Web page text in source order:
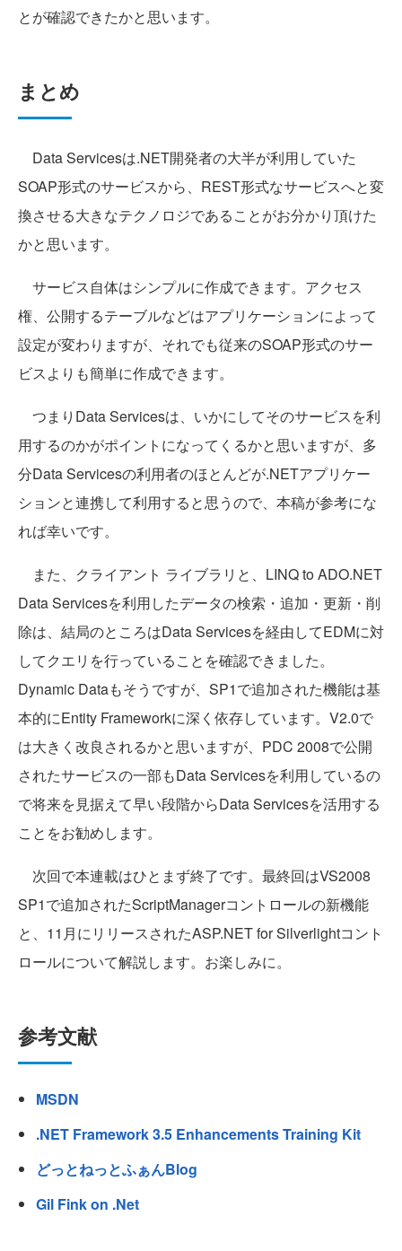
とが確認できたかと思います。
まとめ
Data Servicesは.NET開発者の大半が利用していた
SOAP形式のサービスから、REST形式なサービスへと変
換させる大きなテクノロジであることがお分かり頂けた
かと思います。
サービス自体はシンプルに作成できます。アクセス
権、公開するテーブルなどはアプリケーションによって
設定が変わりますが、それでも従来のSOAP形式のサー
ビスよりも簡単に作成できます。
つまりData Servicesは、いかにしてそのサービスを利
用するのかがポイントになってくるかと思いますが、多
分Data Servicesの利用者のほとんどが.NETアプリケー
ションと連携して利用すると思うので、本稿が参考にな
れば幸いです。
また、クライアント ライブラリと、LINQ to ADO.NET
Data Servicesを利用したデータの検索・追加・更新・削
除は、結局のところはData Servicesを経由してEDMに対
してクエリを行っていることを確認できました。
Dynamic Dataもそうですが、SP1で追加された機能は基
本的にEntity Frameworkに深く依存しています。V2.0で
は大きく改良されるかと思いますが、PDC 2008で公開
されたサービスの一部もData Servicesを利用しているの
で将来を見据えて早い段階からData Servicesを活用する
ことをお勧めします。
次回で本連載はひとまず終了です。最終回はVS2008
SP1で追加されたScriptManagerコントロールの新機能
と、11月にリリースされたASP.NET for Silverlightコント
ロールについて解説します。お楽しみに。
参考文献
MSDN
.NET Framework 3.5 Enhancements Training Kit
どっとねっとふぁんBlog
Gil Fink on .Net